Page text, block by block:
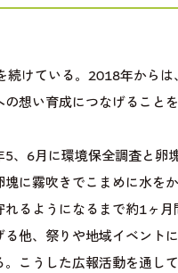
けている。2018年から
想い育成につなげること
、6月に環境保全調査と卵
に霧吹きでこまめに水を
るようになるまで約1ヶ
他、祭りや地域イベント
こうした広報活動を通し